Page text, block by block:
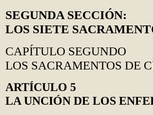
SEGUNDA SECCIÓN:
LOS SIETE
CAPÍTULO SEGUNDO
LOS SACRAMENTOS DE
ARTÍCULO 5
LA UNCIÓN DE LOS